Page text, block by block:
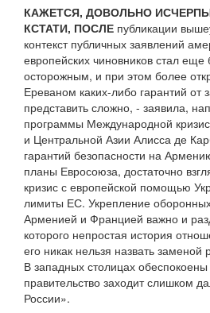
КАЖЕТСЯ, ДОВОЛЬНО
КСТАТИ, ПОСЛЕ публикации
контекст публичных заявлений
европейских чиновников стал
осторожным, и при этом более
Ереваном каких-либо гарантий от
представить сложно, - заявила,
программы Международной
и Центральной Азии Алисса де
гарантий безопасности на
планы Евросоюза, достаточно
кризис с европейской помощью
лимиты ЕС. Укрепление
Арменией и Францией важно и
которого непростая история
его никак нельзя назвать заменой
В западных столицах
правительство заходит слишком
России».